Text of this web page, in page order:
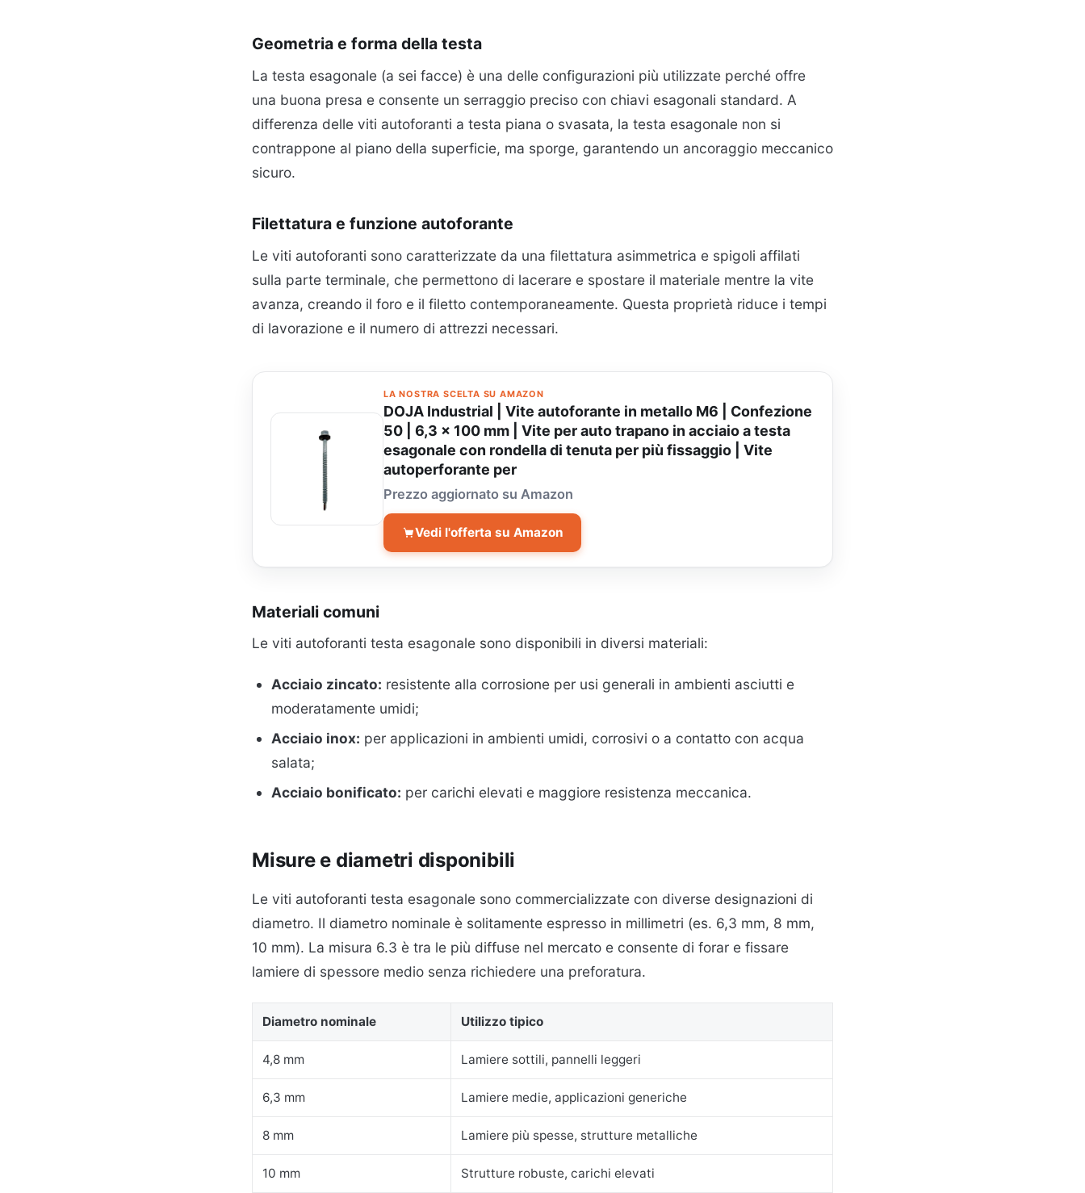
Geometria e forma della testa
La testa esagonale (a sei facce) è una delle configurazioni più utilizzate perché offre
una buona presa e consente un serraggio preciso con chiavi esagonali standard. A
differenza delle viti autoforanti a testa piana o svasata, la testa esagonale non si
contrappone al piano della superficie, ma sporge, garantendo un ancoraggio meccanico
sicuro.
Filettatura e funzione autoforante
Le viti autoforanti sono caratterizzate da una filettatura asimmetrica e spigoli affilati
sulla parte terminale, che permettono di lacerare e spostare il materiale mentre la vite
avanza, creando il foro e il filetto contemporaneamente. Questa proprietà riduce i tempi
di lavorazione e il numero di attrezzi necessari.
LA NOSTRA SCELTA SU AMAZON
DOJA Industrial | Vite autoforante in metallo M6 | Confezione
50 | 6,3 x 100 mm | Vite per auto trapano in acciaio a testa
esagonale con rondella di tenuta per più fissaggio | Vite
autoperforante per
Prezzo aggiornato su Amazon
Vedi l'offerta su Amazon
Materiali comuni
Le viti autoforanti testa esagonale sono disponibili in diversi materiali:
Acciaio zincato: resistente alla corrosione per usi generali in ambienti asciutti e
moderatamente umidi;
Acciaio inox: per applicazioni in ambienti umidi, corrosivi o a contatto con acqua
salata;
Acciaio bonificato: per carichi elevati e maggiore resistenza meccanica.
Misure e diametri disponibili
Le viti autoforanti testa esagonale sono commercializzate con diverse designazioni di
diametro. Il diametro nominale è solitamente espresso in millimetri (es. 6,3 mm, 8 mm,
10 mm). La misura 6.3 è tra le più diffuse nel mercato e consente di forar e fissare
lamiere di spessore medio senza richiedere una preforatura.
Diametro nominale Utilizzo tipico
4,8 mm Lamiere sottili, pannelli leggeri
6,3 mm Lamiere medie, applicazioni generiche
8 mm Lamiere più spesse, strutture metalliche
10 mm Strutture robuste, carichi elevati